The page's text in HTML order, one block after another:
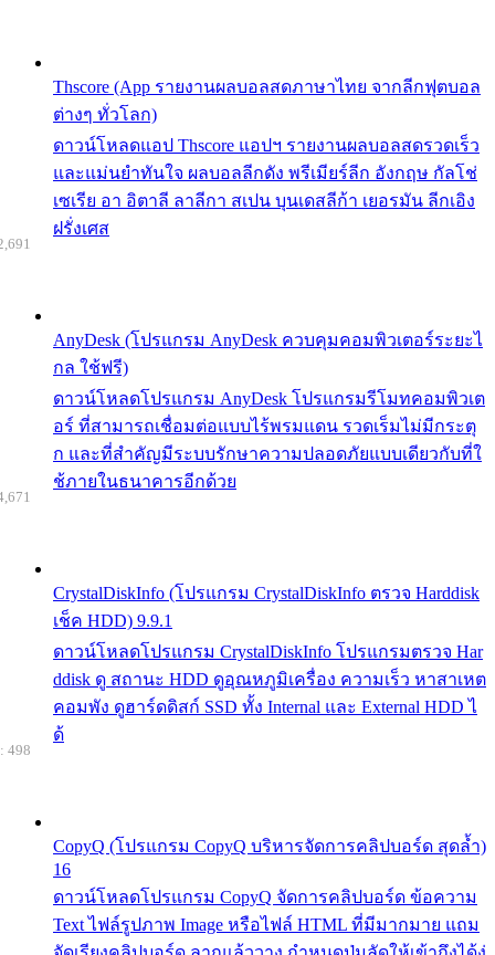
Thscore (App รายงานผลบอลสดภาษาไทย จากลีกฟุตบอล
ต่างๆ ทั่วโลก)
ดาวน์โหลดแอป Thscore แอปฯ รายงานผลบอลสดรวดเร็ว
และแม่นยำทันใจ ผลบอลลีกดัง พรีเมียร์ลีก อังกฤษ กัลโช่
เซเรีย อา อิตาลี ลาลีกา สเปน บุนเดสลีก้า เยอรมัน ลีกเอิง
ฝรั่งเศส
AnyDesk (โปรแกรม AnyDesk ควบคุมคอมพิวเตอร์ระยะไ
กล ใช้ฟรี)
ดาวน์โหลดโปรแกรม AnyDesk โปรแกรมรีโมทคอมพิวเต
อร์ ที่สามารถเชื่อมต่อแบบไร้พรมแดน รวดเร็มไม่มีกระตุ
ก และที่สำคัญมีระบบรักษาความปลอดภัยแบบเดียวกับที่ใ
ช้ภายในธนาคารอีกด้วย
CrystalDiskInfo (โปรแกรม CrystalDiskInfo ตรวจ Harddisk
เช็ค HDD) 9.9.1
ดาวน์โหลดโปรแกรม CrystalDiskInfo โปรแกรมตรวจ Har
ddisk ดู สถานะ HDD ดูอุณหภูมิเครื่อง ความเร็ว หาสาเหต
คอมพัง ดูฮาร์ดดิสก์ SSD ทั้ง Internal และ External HDD ไ
ด้
CopyQ (โปรแกรม CopyQ บริหารจัดการคลิปบอร์ด สุดล้ำ)
16
ดาวน์โหลดโปรแกรม CopyQ จัดการคลิปบอร์ด ข้อความ
Text ไฟล์รูปภาพ Image หรือไฟล์ HTML ที่มีมากมาย แถม
498